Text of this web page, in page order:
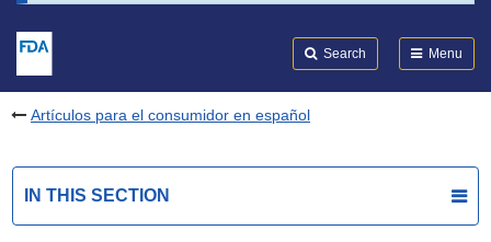
Search Menu
Artículos para el consumidor en español
IN THIS SECTION